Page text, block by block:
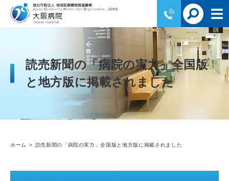
読売新聞の「病院の実力」全国版
と地方版に掲載されました
ホーム 読売新聞の「病院の実力」全国版と地方版に掲載されました